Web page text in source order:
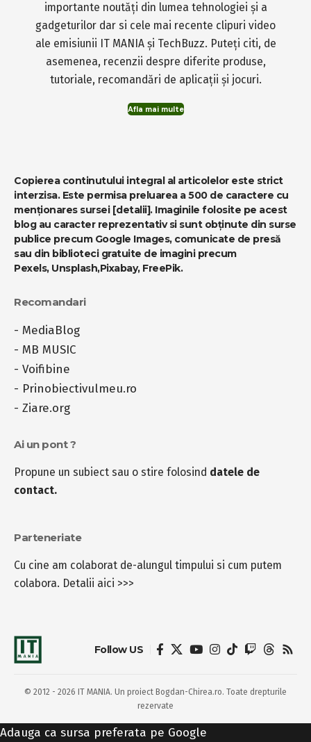
importante noutăți din lumea tehnologiei și a
gadgeturilor dar si cele mai recente clipuri video
ale emisiunii IT MANIA și TechBuzz. Puteți citi, de
asemenea, recenzii despre diferite produse,
tutoriale, recomandări de aplicații și jocuri.
Afla mai multe
Copierea continutului integral al articolelor este strict
interzisa. Este permisa preluarea a 500 de caractere cu
menționares sursei [detalii]. Imaginile folosite pe acest
blog au caracter reprezentativ si sunt obținute din surse
publice precum Google Images, comunicate de presă
sau din biblioteci gratuite de imagini precum
Pexels, Unsplash,Pixabay, FreePik.
Recomandari
- MediaBlog
- MB MUSIC
- Voifibine
- Prinobiectivulmeu.ro
- Ziare.org
Ai un pont ?
Propune un subiect sau o stire folosind datele de
contact.
Parteneriate
Cu cine am colaborat de-alungul timpului si cum putem
colabora. Detalii aici >>>
Follow US
© 2012 - 2026 IT MANIA. Un proiect Bogdan-Chirea.ro. Toate drepturile
rezervate
Adauga ca sursa preferata pe Google